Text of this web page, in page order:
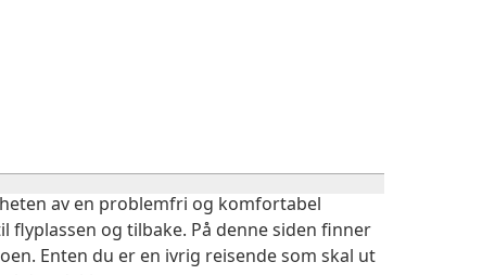
av en problemfri og komfortabel
og tilbake. På denne siden finner
Enten du er en ivrig reisende som skal ut